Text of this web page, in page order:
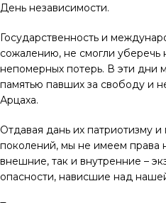
День независимости.
Государственность и
сожалению, не смогли уберечь
непомерных потерь. В эти дни
памятью павших за свободу и
Арцаха.
Отдавая дань их патриотизму
поколений, мы не имеем права
внешние, так и внутренние –
опасности, нависшие над